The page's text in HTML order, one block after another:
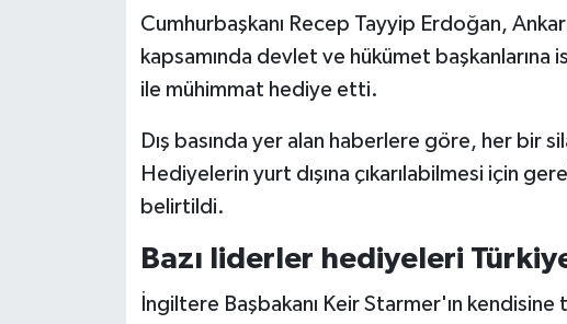
Cumhurbaşkanı Recep Tayyip Erdoğan,
kapsamında devlet ve hükümet
ile mühimmat hediye etti.
Dış basında yer alan haberlere göre, her bir
Hediyelerin yurt dışına çıkarılabilmesi için
belirtildi.
Bazı liderler hediyeleri
İngiltere Başbakanı Keir Starmer'ın